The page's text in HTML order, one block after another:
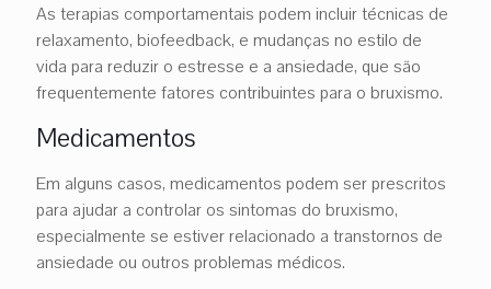
As terapias comportamentais podem incluir técnicas de
relaxamento, biofeedback, e mudanças no estilo de
vida para reduzir o estresse e a ansiedade, que são
frequentemente fatores contribuintes para o bruxismo.
Medicamentos
Em alguns casos, medicamentos podem ser prescritos
para ajudar a controlar os sintomas do bruxismo,
especialmente se estiver relacionado a transtornos de
ansiedade ou outros problemas médicos.